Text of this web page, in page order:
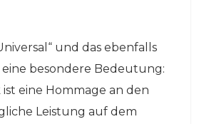
und das ebenfalls
eine besondere Bedeutung:
eine Hommage an den
Leistung auf dem